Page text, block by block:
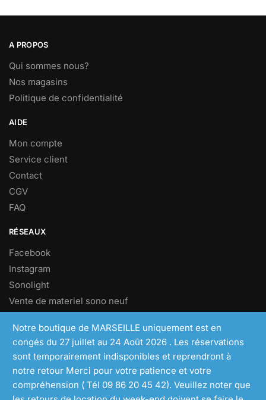
Notre boutique de MARSEILLE uniquement est en
congés du 27 juillet au 24 Août 2026 . Les réservations
sont temporairement indisponibles et reprendront à
notre retour Merci pour votre patience et votre
compréhension ( Tél 09 86 20 45 42). Veuillez noter que
A PROPOS
Qui sommes nous?
Nos magasins
Politique de confidentialité
AIDE
Mon compte
Service client
Contact
CGV
FAQ
RÉSEAUX
Facebook
Instagram
Sonolight
Vente de materiel sono neuf
NEWSLETTER
Inscrivez vous à notre newsletters pour profiter d’offres
exclusives.